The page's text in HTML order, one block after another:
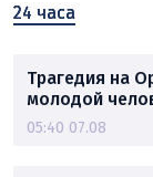
24 часа
Трагедия на
молодой
05:40 07.08